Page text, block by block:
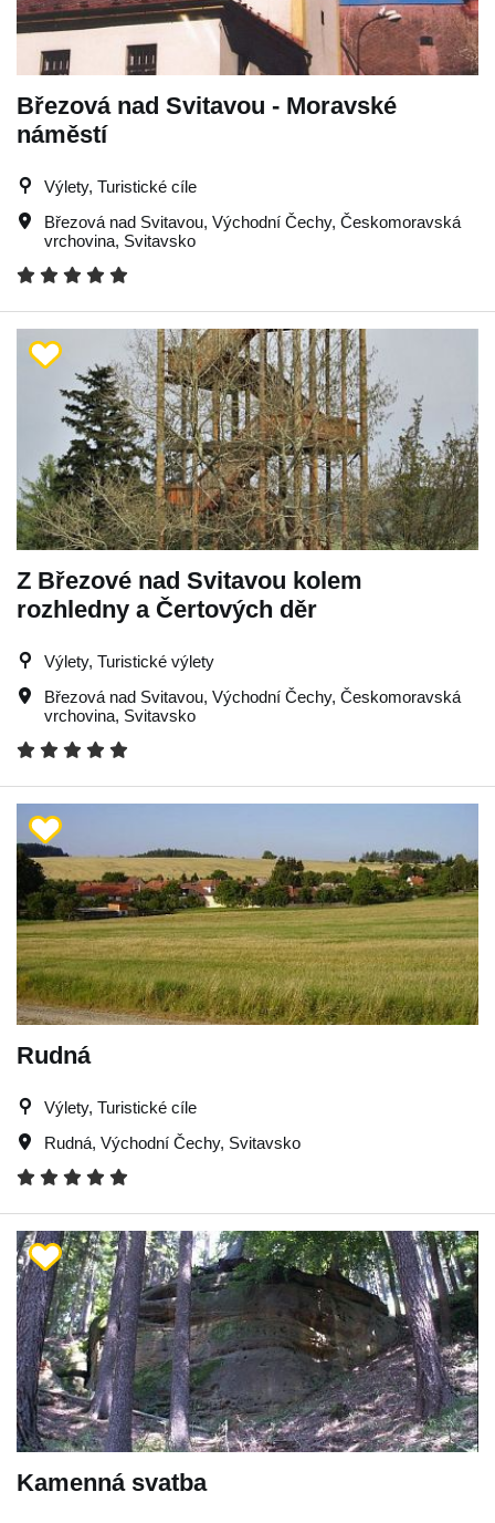
Březová nad Svitavou - Moravské
náměstí
Výlety, Turistické cíle
Březová nad Svitavou, Východní Čechy, Českomoravská
vrchovina, Svitavsko
Z Březové nad Svitavou kolem
rozhledny a Čertových děr
Výlety, Turistické výlety
Březová nad Svitavou, Východní Čechy, Českomoravská
vrchovina, Svitavsko
Rudná
Výlety, Turistické cíle
Rudná, Východní Čechy, Svitavsko
Kamenná svatba